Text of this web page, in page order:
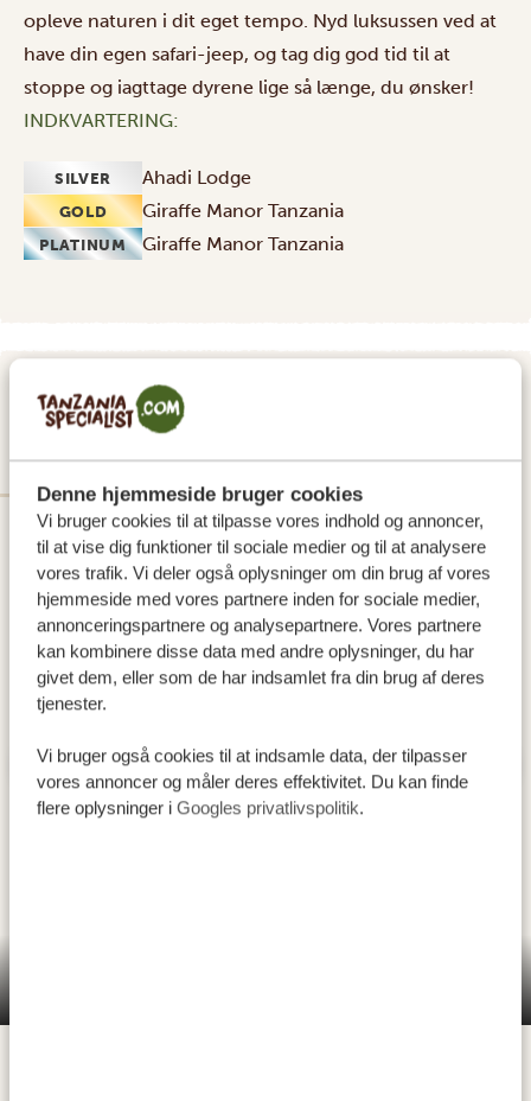
Denne hjemmeside bruger cookies
Vi bruger cookies til at tilpasse vores indhold og annoncer,
til at vise dig funktioner til sociale medier og til at analysere
vores trafik. Vi deler også oplysninger om din brug af vores
hjemmeside med vores partnere inden for sociale medier,
annonceringspartnere og analysepartnere. Vores partnere
kan kombinere disse data med andre oplysninger, du har
givet dem, eller som de har indsamlet fra din brug af deres
tjenester.
Vi bruger også cookies til at indsamle data, der tilpasser
vores annoncer og måler deres effektivitet. Du kan finde
flere oplysninger i Googles privatlivspolitik.
opleve naturen i dit eget tempo. Nyd luksussen ved at
have din egen safari-jeep, og tag dig god tid til at
stoppe og iagttage dyrene lige så længe, du ønsker!
INDKVARTERING:
SILVER Ahadi Lodge
GOLD Giraffe Manor Tanzania
PLATINUM Giraffe Manor Tanzania
DAG 2
TARANGIRE NATIONAL PARK